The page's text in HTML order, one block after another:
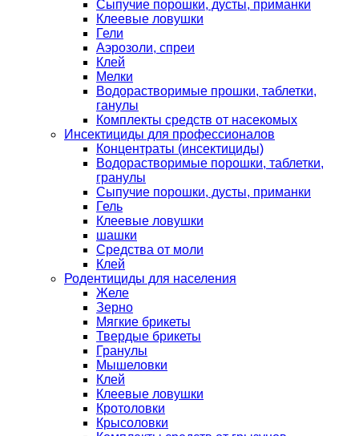
Сыпучие порошки, дусты, приманки
Клеевые ловушки
Гели
Аэрозоли, спреи
Клей
Мелки
Водорастворимые прошки, таблетки,
ганулы
Комплекты средств от насекомых
Инсектициды для профессионалов
Концентраты (инсектициды)
Водорастворимые порошки, таблетки,
гранулы
Сыпучие порошки, дусты, приманки
Гель
Клеевые ловушки
шашки
Средства от моли
Клей
Родентициды для населения
Желе
Зерно
Мягкие брикеты
Твердые брикеты
Гранулы
Мышеловки
Клей
Клеевые ловушки
Кротоловки
Крысоловки